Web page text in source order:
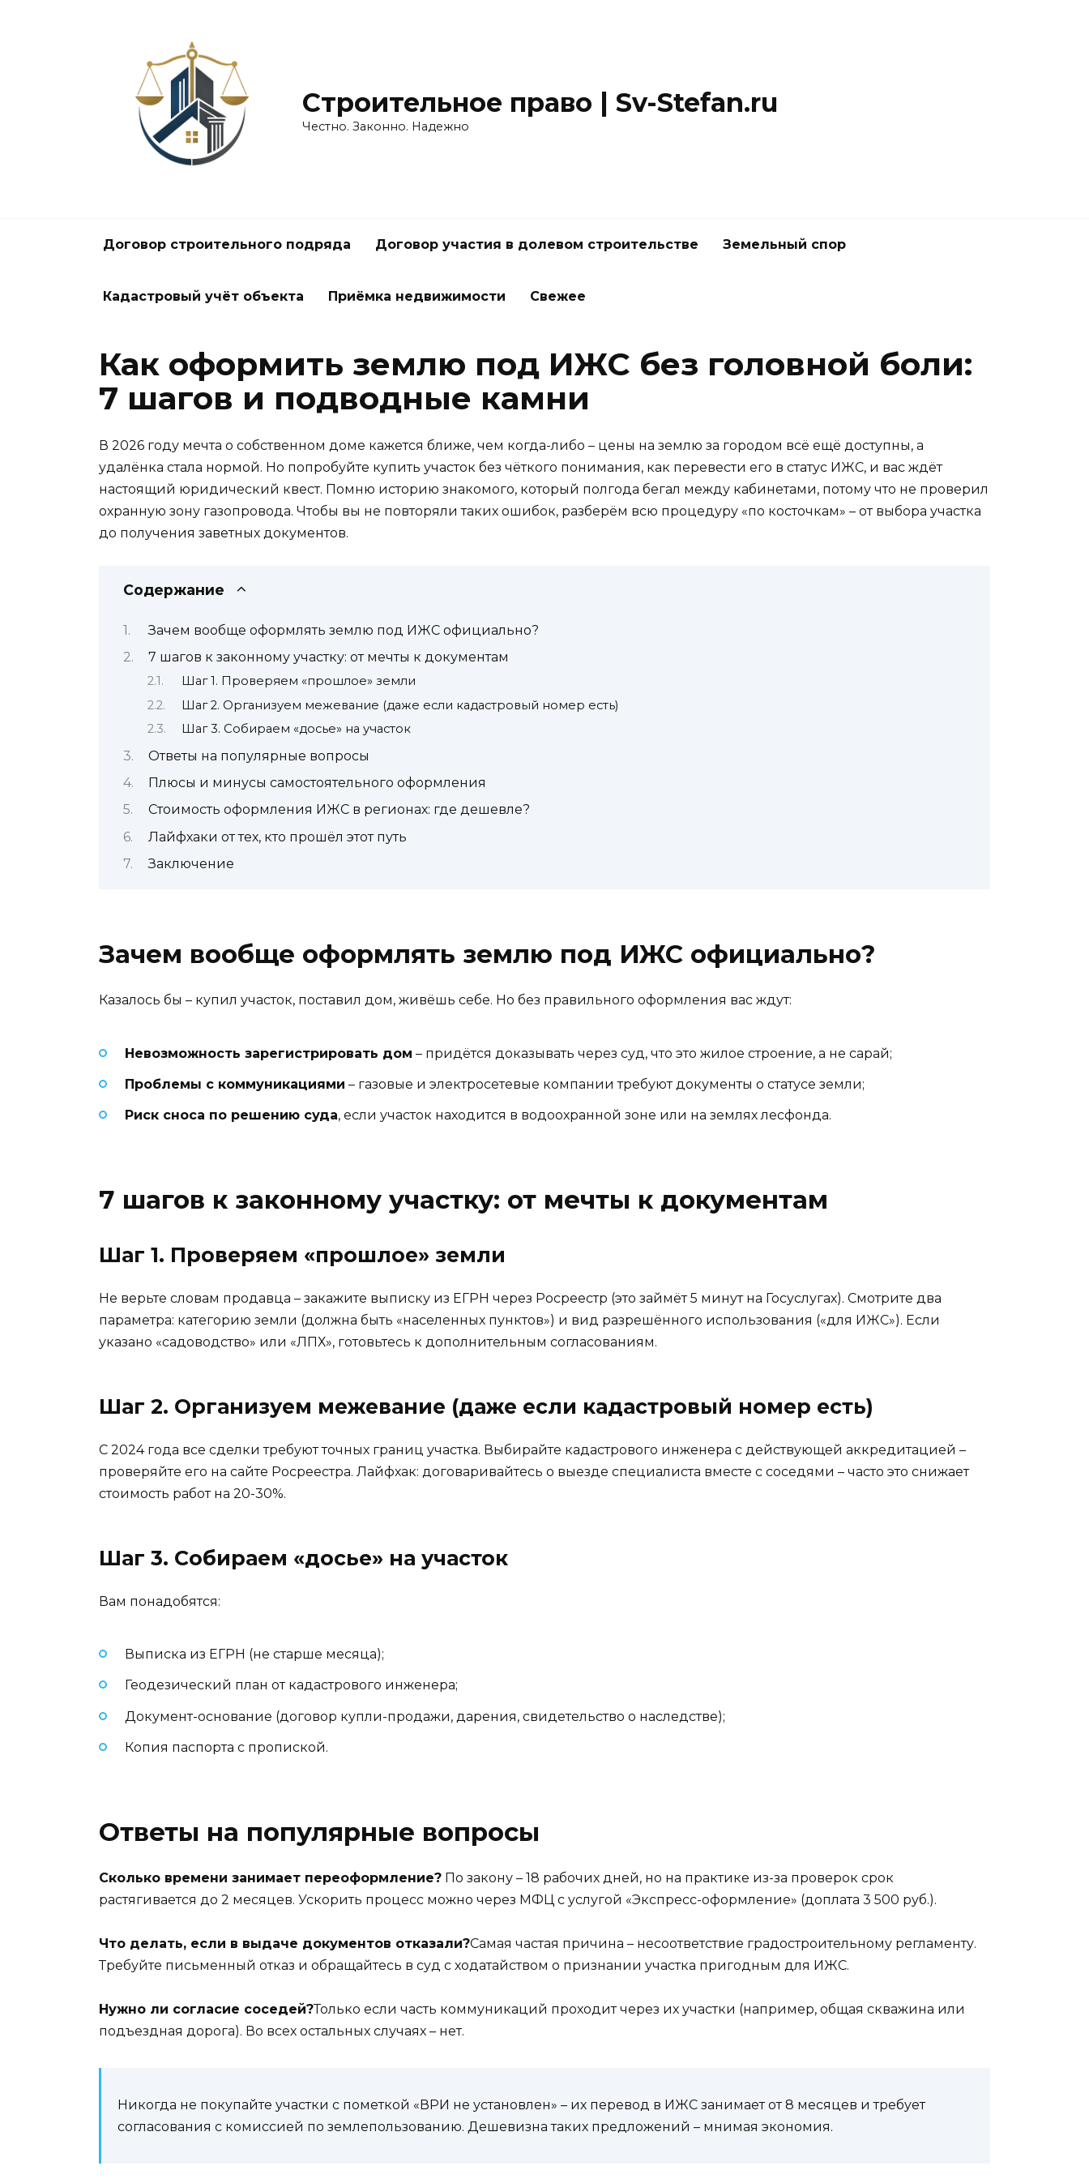
Строительное право | Sv-Stefan.ru
Честно. Законно. Надежно
Договор строительного подряда Договор участия в долевом строительстве Земельный спор
Кадастровый учёт объекта Приёмка недвижимости Свежее
Как оформить землю под ИЖС без головной боли:
7 шагов и подводные камни
В 2026 году мечта о собственном доме кажется ближе, чем когда-либо – цены на землю за городом всё ещё доступны, а
удалёнка стала нормой. Но попробуйте купить участок без чёткого понимания, как перевести его в статус ИЖС, и вас ждёт
настоящий юридический квест. Помню историю знакомого, который полгода бегал между кабинетами, потому что не проверил
охранную зону газопровода. Чтобы вы не повторяли таких ошибок, разберём всю процедуру «по косточкам» – от выбора участка
до получения заветных документов.
Содержание
Зачем вообще оформлять землю под ИЖС официально?
7 шагов к законному участку: от мечты к документам
Шаг 1. Проверяем «прошлое» земли
Шаг 2. Организуем межевание (даже если кадастровый номер есть)
Шаг 3. Собираем «досье» на участок
Ответы на популярные вопросы
Плюсы и минусы самостоятельного оформления
Стоимость оформления ИЖС в регионах: где дешевле?
Лайфхаки от тех, кто прошёл этот путь
Заключение
Зачем вообще оформлять землю под ИЖС официально?
Казалось бы – купил участок, поставил дом, живёшь себе. Но без правильного оформления вас ждут:
Невозможность зарегистрировать дом – придётся доказывать через суд, что это жилое строение, а не сарай;
Проблемы с коммуникациями – газовые и электросетевые компании требуют документы о статусе земли;
Риск сноса по решению суда, если участок находится в водоохранной зоне или на землях лесфонда.
7 шагов к законному участку: от мечты к документам
Шаг 1. Проверяем «прошлое» земли
Не верьте словам продавца – закажите выписку из ЕГРН через Росреестр (это займёт 5 минут на Госуслугах). Смотрите два
параметра: категорию земли (должна быть «населенных пунктов») и вид разрешённого использования («для ИЖС»). Если
указано «садоводство» или «ЛПХ», готовьтесь к дополнительным согласованиям.
Шаг 2. Организуем межевание (даже если кадастровый номер есть)
С 2024 года все сделки требуют точных границ участка. Выбирайте кадастрового инженера с действующей аккредитацией –
проверяйте его на сайте Росреестра. Лайфхак: договаривайтесь о выезде специалиста вместе с соседями – часто это снижает
стоимость работ на 20-30%.
Шаг 3. Собираем «досье» на участок
Вам понадобятся:
Выписка из ЕГРН (не старше месяца);
Геодезический план от кадастрового инженера;
Документ-основание (договор купли-продажи, дарения, свидетельство о наследстве);
Копия паспорта с пропиской.
Ответы на популярные вопросы
Сколько времени занимает переоформление? По закону – 18 рабочих дней, но на практике из-за проверок срок
растягивается до 2 месяцев. Ускорить процесс можно через МФЦ с услугой «Экспресс-оформление» (доплата 3 500 руб.).
Что делать, если в выдаче документов отказали?Самая частая причина – несоответствие градостроительному регламенту.
Требуйте письменный отказ и обращайтесь в суд с ходатайством о признании участка пригодным для ИЖС.
Нужно ли согласие соседей?Только если часть коммуникаций проходит через их участки (например, общая скважина или
подъездная дорога). Во всех остальных случаях – нет.
Никогда не покупайте участки с пометкой «ВРИ не установлен» – их перевод в ИЖС занимает от 8 месяцев и требует
согласования с комиссией по землепользованию. Дешевизна таких предложений – мнимая экономия.